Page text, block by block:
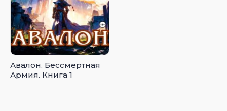
Авалон. Бессмертная
Армия. Книга 1